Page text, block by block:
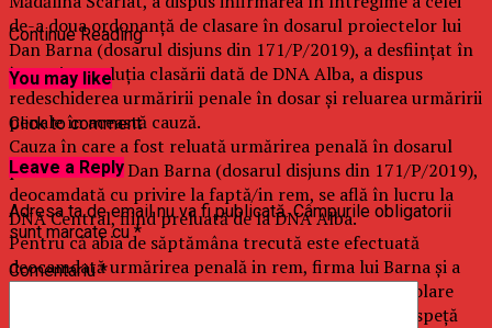
de-a doua ordonanţă de clasare în dosarul proiectelor lui
Dan Barna (dosarul disjuns din 171/P/2019), a desfiinţat în
întregime soluţia clasării dată de DNA Alba, a dispus
redeschiderea urmăririi penale în dosar şi reluarea urmăririi
penale în această cauză.
Cauza în care a fost reluată urmărirea penală în dosarul
proiectelor lui Dan Barna (dosarul disjuns din 171/P/2019),
deocamdată cu privire la faptă/in rem, se află în lucru la
DNA Central, fiind preluată de la DNA Alba.
Pentru că abia de săptămâna trecută este efectuată
deocamdată urmărirea penală in rem, firma lui Barna şi a
soţiei acestuia, Grupul de Consultanţă pentru Dezvolare
DCG SRL nu are calitate de suspect sau inculpat în speţă
Continue Reading
You may like
Click to comment
Leave a Reply
Adresa ta de email nu va fi publicată. Câmpurile obligatorii
sunt marcate cu*
Comentariu*